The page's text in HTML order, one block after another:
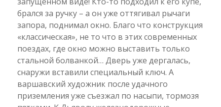
брался за ручку – а он уже оттягивал рычаги
запора, поднимал окно. Благо что конструкция
«классическая», не то что в этих современных
поездах, где окно можно выставить только
стальной болванкой… Дверь уже дергалась,
снаружи вставили специальный ключ. А
варшавский художник после удачного
приземления уже съезжал по насыпи, тормозя